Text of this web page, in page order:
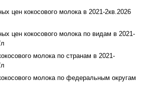
цен кокосового молока в 2021-2кв.2026
цен кокосового молока по видам в 2021-
молока по странам в 2021-
молока по федеральным округам